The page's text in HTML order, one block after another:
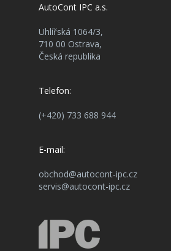
AutoCont IPC a.s.
Uhlířská 1064/3,
710 00 Ostrava,
Česká republika
Telefon:
(+420) 733 688 944
E-mail:
obchod@autocont-ipc.cz
servis@autocont-ipc.cz